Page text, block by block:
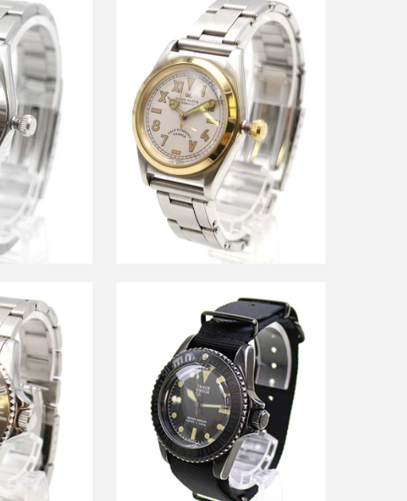
バーサルプロ
クオーツ
ヴァーグウォッチ 2ndVABBLE 自動巻
き腕時計
買取金額8,400円
詳しく見る
FAD 自動巻腕
円
ワイズ x ヴァーグウォッチカンパニー
17SS BLK SUB 腕時計
買取金額12,000円
詳しく見る